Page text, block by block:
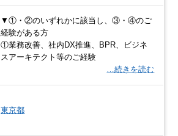
▼①・②のいずれかに該当し、③・④のご
経験がある方
①業務改善、社内DX推進、BPR、ビジネ
スアーキテクト等のご経験
…続きを読む
東京都